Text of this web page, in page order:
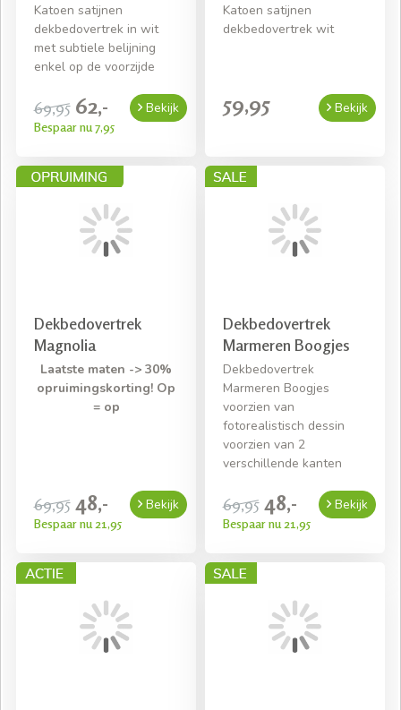
Katoen satijnen
dekbedovertrek in wit
met subtiele belijning
enkel op de voorzijde
69,95 62,-
Bespaar nu 7,95
Bekijk
Katoen satijnen
dekbedovertrek wit
59,95 Bekijk
Dekbedovertrek
Magnolia
Laatste maten -> 30%
opruimingskorting! Op
= op
69,95 48,-
Bespaar nu 21,95
Bekijk
Dekbedovertrek
Marmeren Boogjes
Dekbedovertrek
Marmeren Boogjes
voorzien van
fotorealistisch dessin
voorzien van 2
verschillende kanten
69,95 48,-
Bespaar nu 21,95
Bekijk